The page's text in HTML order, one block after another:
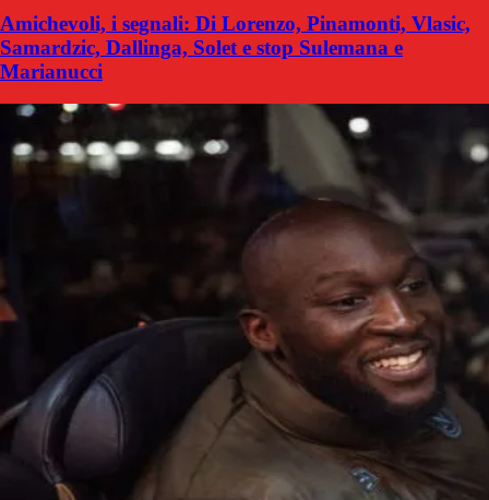
Amichevoli, i segnali: Di Lorenzo, Pinamonti, Vlasic,
Samardzic, Dallinga, Solet e stop Sulemana e
Marianucci